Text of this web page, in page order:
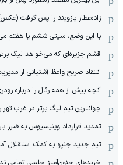
زاده‌عطار بازوبند را پس گرفت
با این وضع، سیتی ششم یا هفتم
قشم جزیره‌ای که می‌خواهد لیگ
انتقاد صریح واعظ آشتیانی از
آنچه بیش از همه رئال را درباره
جوانترین تیم لیگ برتر در غرب
تمدید قرارداد وینیسیوس به ضرر
تیم جدید جنپو به کمک استقلال
خریدهای جنون‌آمیز چلسی تمامی